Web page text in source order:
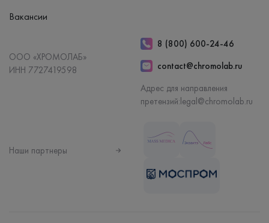
Вакансии
ООО «ХРОМОЛАБ»
ИНН 7727419598
8 (800) 600-24-46
contact@chromolab.ru
Адрес для направления
претензий:legal@chromolab.ru
Наши партнеры